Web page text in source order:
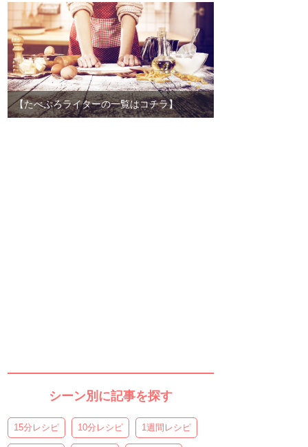
【たべぷろライターの一覧はコチラ】
シーン別に記事を探す
15分レシピ 10分レシピ 1週間レシピ